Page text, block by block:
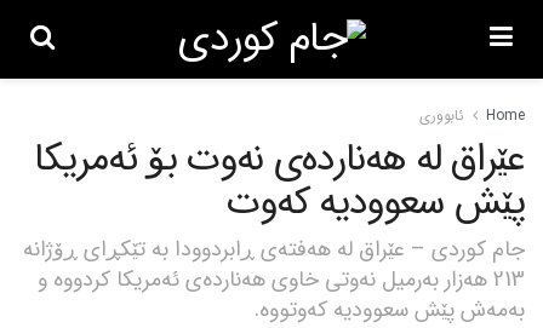
Home ئابووری
عێراق لە هەناردەی نەوت بۆ ئەمریکا
پێش سعوودیە کەوت
جام کوردی – عێراق لە هەفتەی ڕابردوودا بە تێکڕای ڕۆژانە
213 هەزار بەرمیل نەوتی خاوی هەناردەی ئەمریکا کردووە و
بەمەش پێش سعوودیە کەوتووە.